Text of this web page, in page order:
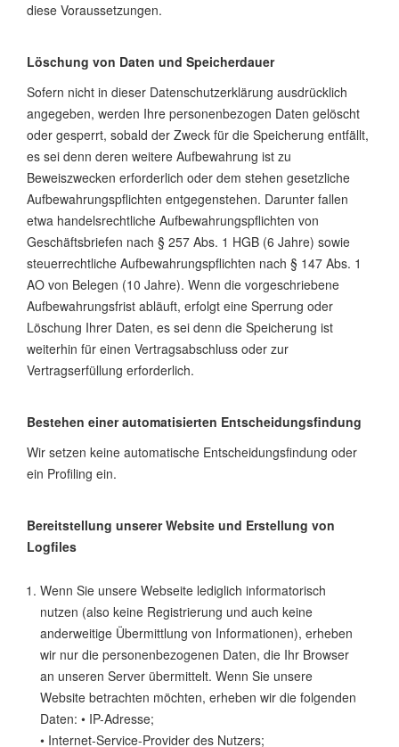
diese Voraussetzungen.
Löschung von Daten und Speicherdauer
Sofern nicht in dieser Datenschutzerklärung ausdrücklich
angegeben, werden Ihre personenbezogen Daten gelöscht
oder gesperrt, sobald der Zweck für die Speicherung entfällt,
es sei denn deren weitere Aufbewahrung ist zu
Beweiszwecken erforderlich oder dem stehen gesetzliche
Aufbewahrungspflichten entgegenstehen. Darunter fallen
etwa handelsrechtliche Aufbewahrungspflichten von
Geschäftsbriefen nach § 257 Abs. 1 HGB (6 Jahre) sowie
steuerrechtliche Aufbewahrungspflichten nach § 147 Abs. 1
AO von Belegen (10 Jahre). Wenn die vorgeschriebene
Aufbewahrungsfrist abläuft, erfolgt eine Sperrung oder
Löschung Ihrer Daten, es sei denn die Speicherung ist
weiterhin für einen Vertragsabschluss oder zur
Vertragserfüllung erforderlich.
Bestehen einer automatisierten Entscheidungsfindung
Wir setzen keine automatische Entscheidungsfindung oder
ein Profiling ein.
Bereitstellung unserer Website und Erstellung von
Logfiles
Wenn Sie unsere Webseite lediglich informatorisch
nutzen (also keine Registrierung und auch keine
anderweitige Übermittlung von Informationen), erheben
wir nur die personenbezogenen Daten, die Ihr Browser
an unseren Server übermittelt. Wenn Sie unsere
Website betrachten möchten, erheben wir die folgenden
Daten: • IP-Adresse;
• Internet-Service-Provider des Nutzers;